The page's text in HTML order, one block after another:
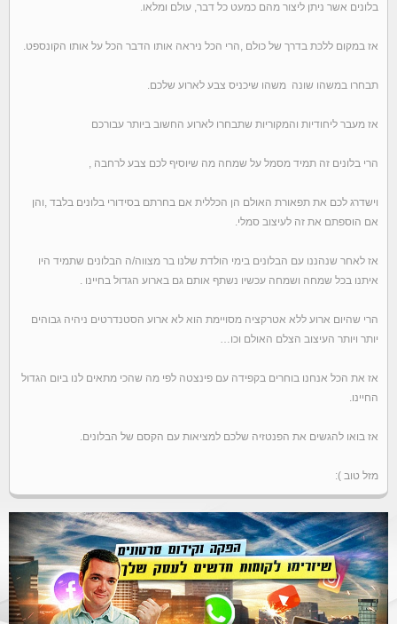
בלונים אשר ניתן ליצור מהם כמעט כל דבר, עולם ומלאו.
אז במקום ללכת בדרך של כולם ,הרי הכל ניראה אותו הדבר הכל על אותו הקונספט.
תבחרו במשהו שונה משהו שיכניס צבע לארוע שלכם.
אז מעבר ליחודיות והמקוריות שתבחרו לארוע החשוב ביותר עבורכם
הרי בלונים זה תמיד מסמל על שמחה מה שיוסיף לכם צבע לרחבה ,
וישדרג לכם את תפאורת האולם הן הכללית אם בחרתם בסידורי בלונים בלבד ,והן
אם הוספתם את זה לעיצוב סמלי.
אז לאחר שנהננו עם הבלונים בימי הולדת שלנו בר מצווה/ה הבלונים שתמיד היו
איתנו בכל שמחה ושמחה עכשיו נשתף אותם גם בארוע הגדול בחיינו .
הרי שהיום ארוע ללא אטרקציה מסויימת הוא לא ארוע הסטנדרטים ניהיה גבוהים
יותר ויותר העיצוב הצלם האולם וכו…
אז את הכל אנחנו בוחרים בקפידה עם פינצטה לפי מה שהכי מתאים לנו ביום הגדול
החיינו.
אז בואו להגשים את הפנטזיה שלכם למציאות עם הקסם של הבלונים.
מזל טוב ):